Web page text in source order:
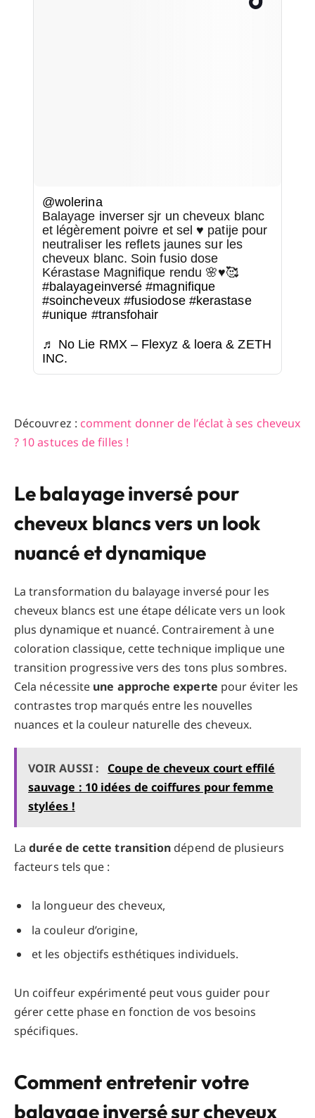
@wolerina
Balayage inverser sjr un cheveux blanc
et légèrement poivre et sel ♥️ patije pour
neutraliser les reflets jaunes sur les
cheveux blanc. Soin fusio dose
Kérastase Magnifique rendu 🌸♥️🥰
#balayageinversé #magnifique
#soincheveux #fusiodose #kerastase
#unique #transfohair
♬ No Lie RMX – Flexyz & loera & ZETH
INC.
Découvrez : comment donner de l’éclat à ses cheveux
? 10 astuces de filles !
Le balayage inversé pour
cheveux blancs vers un look
nuancé et dynamique
La transformation du balayage inversé pour les
cheveux blancs est une étape délicate vers un look
plus dynamique et nuancé. Contrairement à une
coloration classique, cette technique implique une
transition progressive vers des tons plus sombres.
Cela nécessite une approche experte pour éviter les
contrastes trop marqués entre les nouvelles
nuances et la couleur naturelle des cheveux.
VOIR AUSSI :
Coupe de cheveux court effilé
sauvage : 10 idées de coiffures pour femme
stylées !
Ladurée de cette transition dépend de plusieurs
facteurs tels que :
la longueur des cheveux,
la couleur d’origine,
et les objectifs esthétiques individuels.
Un coiffeur expérimenté peut vous guider pour
gérer cette phase en fonction de vos besoins
spécifiques.
Comment entretenir votre
balayage inversé sur cheveux